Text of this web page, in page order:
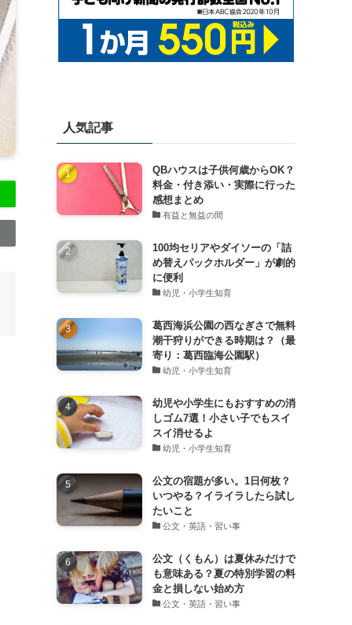
人気記事
QBハウスは子供何歳からOK？
料金・付き添い・実際に行った
感想まとめ
有益と無益の間
100均セリアやダイソーの「詰
め替えパックホルダー」が劇的
に便利
幼児・小学生知育
葛西海浜公園の西なぎさで無料
潮干狩りができる時期は？（最
寄り：葛西臨海公園駅）
幼児・小学生知育
幼児や小学生にもおすすめの消
しゴム7選！小さい子でもスイ
スイ消せるよ
幼児・小学生知育
公文の宿題が多い。1日何枚？
いつやる？イライラしたら試し
たいこと
公文・英語・習い事
公文（くもん）は夏休みだけで
も意味ある？夏の特別学習の料
金と損しない始め方
公文・英語・習い事